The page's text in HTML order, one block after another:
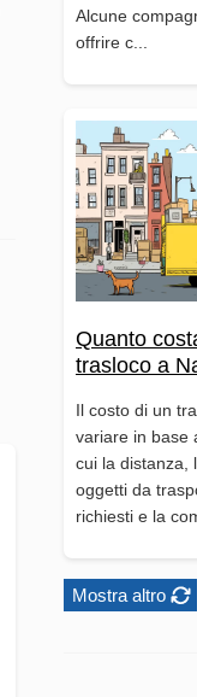
Alcune
offrire c...
Quanto
trasloco a
Il costo di un
variare in base
cui la distanza,
oggetti da
richiesti e la
Mostra altro